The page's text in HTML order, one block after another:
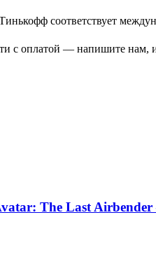
соответствует
с оплатой — напишите
The Last